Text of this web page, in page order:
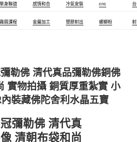
單身聯誼 感情和合 冷氣安裝 cnc
霧眉課程 金屬加工 塑膠射出 螺螄粉
勒佛 清代真品彌勒佛銅佛
實物拍攝 銅質厚重紮實 小
裝藏佛陀舍利水晶五寶
彌勒佛 清代真
清朝布袋和尚